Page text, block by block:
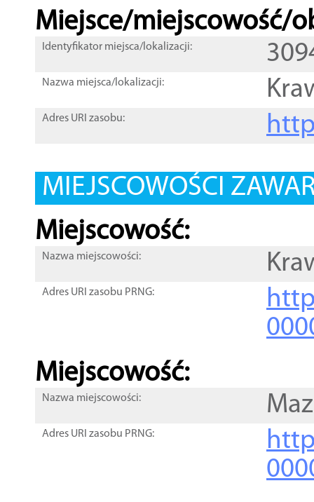
Miejsce/miejscowość/
Identyfikator miejsca/lokalizacji:
Nazwa miejsca/lokalizacji:
Adres URI zasobu:
MIEJSCOWOŚCI
Miejscowość:
Nazwa miejscowości:
Adres URI zasobu PRNG:
Miejscowość:
Nazwa miejscowości:
Adres URI zasobu PRNG: